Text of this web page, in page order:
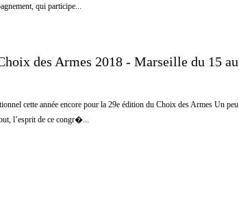
qui participe...
des Armes 2018 - Marseille du 15 au
cette année encore pour la 29e édition du Choix des Armes Un peu
l’esprit de ce congr�...